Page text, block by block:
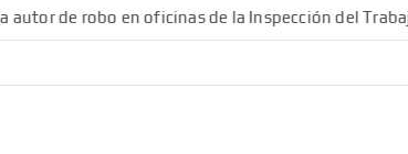
de robo en oficinas de la Inspección del Trabajo